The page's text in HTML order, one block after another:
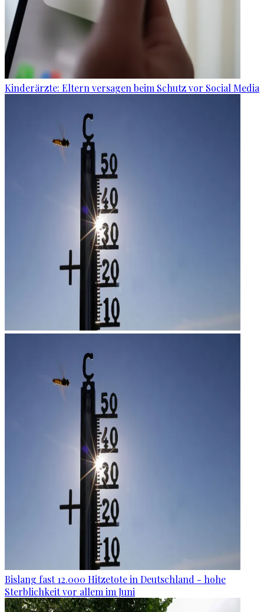
Kinderärzte: Eltern versagen beim Schutz vor Social Media
Bislang fast 12.000 Hitzetote in Deutschland - hohe
Sterblichkeit vor allem im Juni